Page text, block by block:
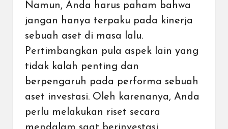
Namun, Anda harus paham bahwa
jangan hanya terpaku pada kinerja
sebuah aset di masa lalu.
Pertimbangkan pula aspek lain yang
tidak kalah penting dan
berpengaruh pada performa sebuah
aset investasi. Oleh karenanya, Anda
perlu melakukan riset secara